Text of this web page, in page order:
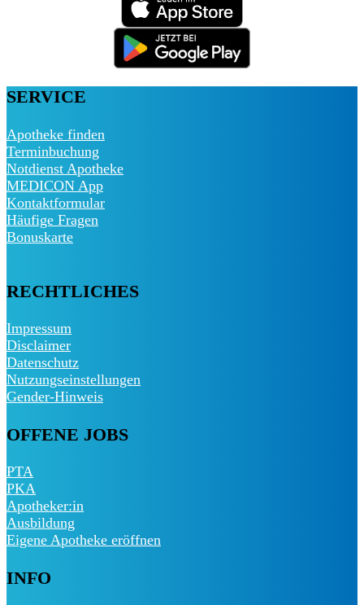
SERVICE
Apotheke finden
Terminbuchung
Notdienst Apotheke
MEDICON App
Kontaktformular
Häufige Fragen
Bonuskarte
RECHTLICHES
Impressum
Disclaimer
Datenschutz
Nutzungseinstellungen
Gender-Hinweis
OFFENE JOBS
PTA
PKA
Apotheker:in
Ausbildung
Eigene Apotheke eröffnen
INFO